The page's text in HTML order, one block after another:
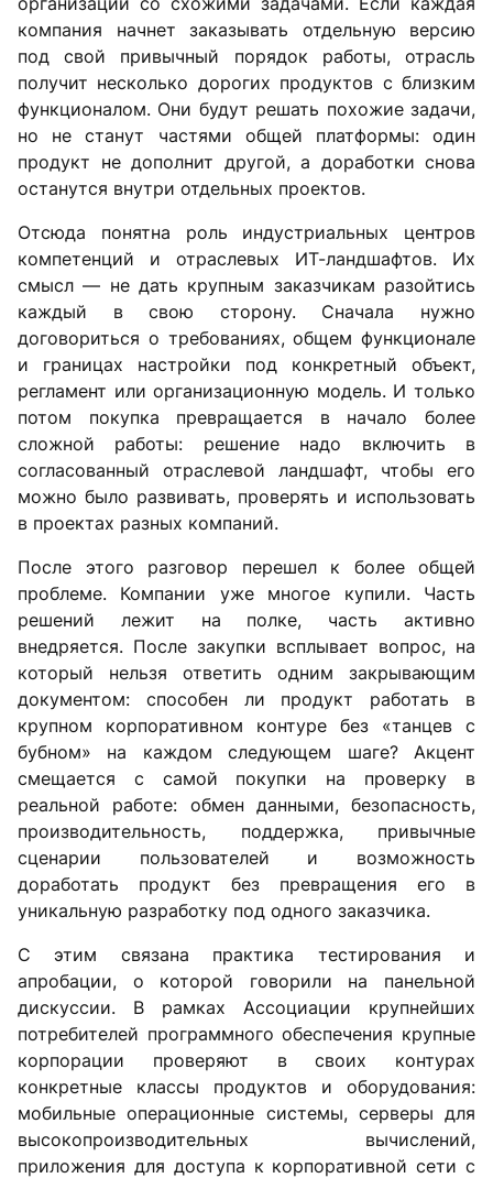
компания начнет заказывать отдельную версию
под свой привычный порядок работы, отрасль
получит несколько дорогих продуктов с близким
функционалом. Они будут решать похожие задачи,
но не станут частями общей платформы: один
продукт не дополнит другой, а доработки снова
останутся внутри отдельных проектов.
Отсюда понятна роль индустриальных центров
компетенций и отраслевых ИТ-ландшафтов. Их
смысл — не дать крупным заказчикам разойтись
каждый в свою сторону. Сначала нужно
договориться о требованиях, общем функционале
и границах настройки под конкретный объект,
регламент или организационную модель. И только
потом покупка превращается в начало более
сложной работы: решение надо включить в
согласованный отраслевой ландшафт, чтобы его
можно было развивать, проверять и использовать
в проектах разных компаний.
После этого разговор перешел к более общей
проблеме. Компании уже многое купили. Часть
решений лежит на полке, часть активно
внедряется. После закупки всплывает вопрос, на
который нельзя ответить одним закрывающим
документом: способен ли продукт работать в
крупном корпоративном контуре без «танцев с
бубном» на каждом следующем шаге? Акцент
смещается с самой покупки на проверку в
реальной работе: обмен данными, безопасность,
производительность, поддержка, привычные
сценарии пользователей и возможность
доработать продукт без превращения его в
уникальную разработку под одного заказчика.
С этим связана практика тестирования и
апробации, о которой говорили на панельной
дискуссии. В рамках Ассоциации крупнейших
потребителей программного обеспечения крупные
корпорации проверяют в своих контурах
конкретные классы продуктов и оборудования:
мобильные операционные системы, серверы для
высокопроизводительных вычислений,
приложения для доступа к корпоративной сети с